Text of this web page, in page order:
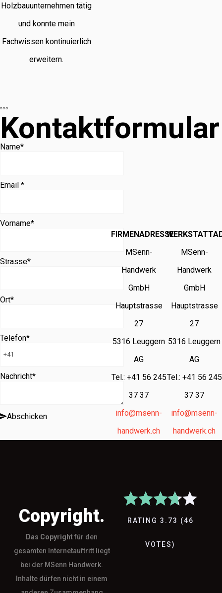
Holzbauunternehmen tätig
und konnte mein
Fachwissen kontinuierlich
erweitern.
Kontaktformular
Name*
Email *
Vorname*
Strasse*
Ort*
Telefon*
Nachricht*
Abschicken
FIRMENADRESSE
MSenn-
Handwerk
GmbH
Hauptstrasse
27
5316 Leuggern
AG
Tel.: +41 56 245
37 37
info@msenn-
handwerk.ch
MSenn-
Handwerk
GmbH
Hauptstrasse
27
5316 Leuggern
AG
Tel.: +41 56 245
37 37
info@msenn-
handwerk.ch
Copyright.
Das Copyrightfür den
gesamten Internetauftritt liegt
bei der MSenn Handwerk.
Inhalte dürfen nicht in einem
RATING 3.73 (46
VOTES)